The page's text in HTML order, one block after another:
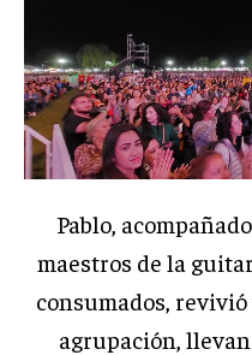
Pablo,
maestros de la
consumados,
agrupación,